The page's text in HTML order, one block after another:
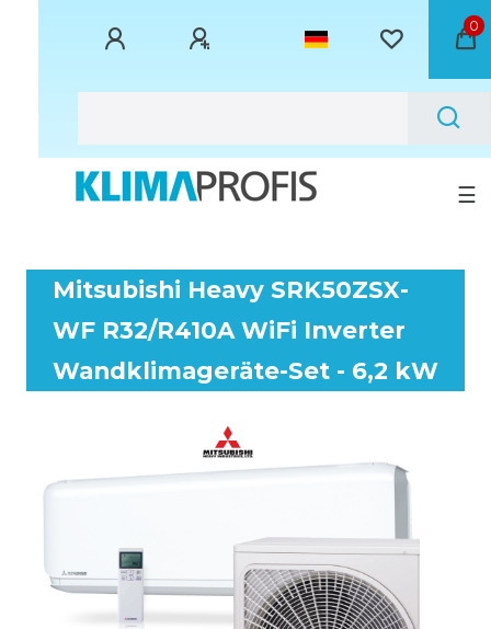
0
☰
Mitsubishi Heavy SRK50ZSX-
WF R32/R410A WiFi Inverter
Wandklimageräte-Set - 6,2 kW